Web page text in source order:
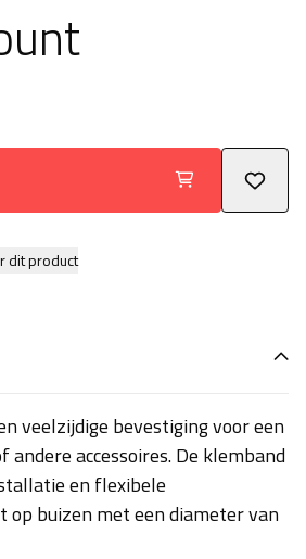
dit product
veelzijdige bevestiging voor een
andere accessoires. De klemband
en flexibele
op buizen met een diameter van